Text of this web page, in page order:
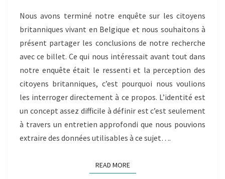
Nous avons terminé notre enquête sur les citoyens
britanniques vivant en Belgique et nous souhaitons à
présent partager les conclusions de notre recherche
avec ce billet. Ce qui nous intéressait avant tout dans
notre enquête était le ressenti et la perception des
citoyens britanniques, c’est pourquoi nous voulions
les interroger directement à ce propos. L’identité est
un concept assez difficile à définir est c’est seulement
à travers un entretien approfondi que nous pouvions
extraire des données utilisables à ce sujet….
READ MOREREAD MORE